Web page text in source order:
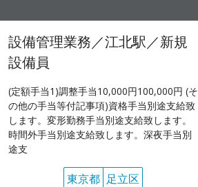
設備管理業務／江北駅／新規
設備員
(定額手当1)調整手当10,000円100,000円 (そ
の他の手当等付記事項)資格手当別途支給致
します。変形勤務手当別途支給致します。
時間外手当別途支給致します。深夜手当別
途支
東京都 足立区